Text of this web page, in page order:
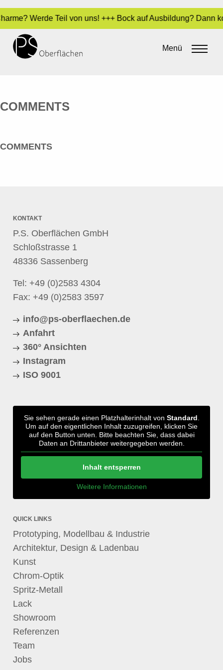
Werde Teil von uns! +++ Bock auf Ausbildung?
Menü
CRAGG, TONY
admin•23. Mai 2016
COMMENTS
COMMENTS
KONTAKT
P.S. Oberflächen GmbH
Schloßstrasse 1
48336 Sassenberg
Tel: +49 (0)2583 4304
Fax: +49 (0)2583 3597
info@ps-oberflaechen.de
Anfahrt
360° Ansichten
Instagram
ISO 9001
Sie sehen gerade einen Platzhalterinhalt von Standard
Um auf den eigentlichen Inhalt zuzugreifen, klicken Sie
auf den Button unten. Bitte beachten Sie, dass dabei
Daten an Drittanbieter weitergegeben werden.
Inhalt entsperren
Weitere Informationen
QUICK LINKS
Prototyping, Modellbau & Industrie
Architektur, Design & Ladenbau
Kunst
Chrom-Optik
Spritz-Metall
Lack
Showroom
Referenzen
Team
Jobs